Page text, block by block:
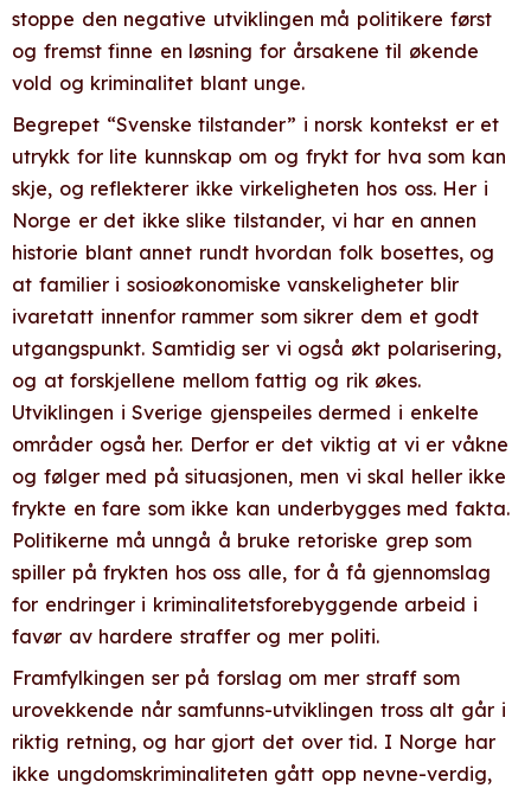
stoppe den negative utviklingen må politikere først
og fremst finne en løsning for årsakene til økende
vold og kriminalitet blant unge.
Begrepet “Svenske tilstander” i norsk kontekst er et
utrykk for lite kunnskap om og frykt for hva som kan
skje, og reflekterer ikke virkeligheten hos oss. Her i
Norge er det ikke slike tilstander, vi har en annen
historie blant annet rundt hvordan folk bosettes, og
at familier i sosioøkonomiske vanskeligheter blir
ivaretatt innenfor rammer som sikrer dem et godt
utgangspunkt. Samtidig ser vi også økt polarisering,
og at forskjellene mellom fattig og rik økes.
Utviklingen i Sverige gjenspeiles dermed i enkelte
områder også her. Derfor er det viktig at vi er våkne
og følger med på situasjonen, men vi skal heller ikke
frykte en fare som ikke kan underbygges med fakta.
Politikerne må unngå å bruke retoriske grep som
spiller på frykten hos oss alle, for å få gjennomslag
for endringer i kriminalitetsforebyggende arbeid i
favør av hardere straffer og mer politi.
Framfylkingen ser på forslag om mer straff som
urovekkende når samfunns-utviklingen tross alt går i
riktig retning, og har gjort det over tid. I Norge har
ikke ungdomskriminaliteten gått opp nevne-verdig,